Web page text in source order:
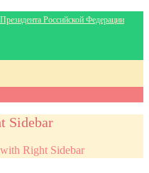
Российской Федерации
Sidebar
Right Sidebar